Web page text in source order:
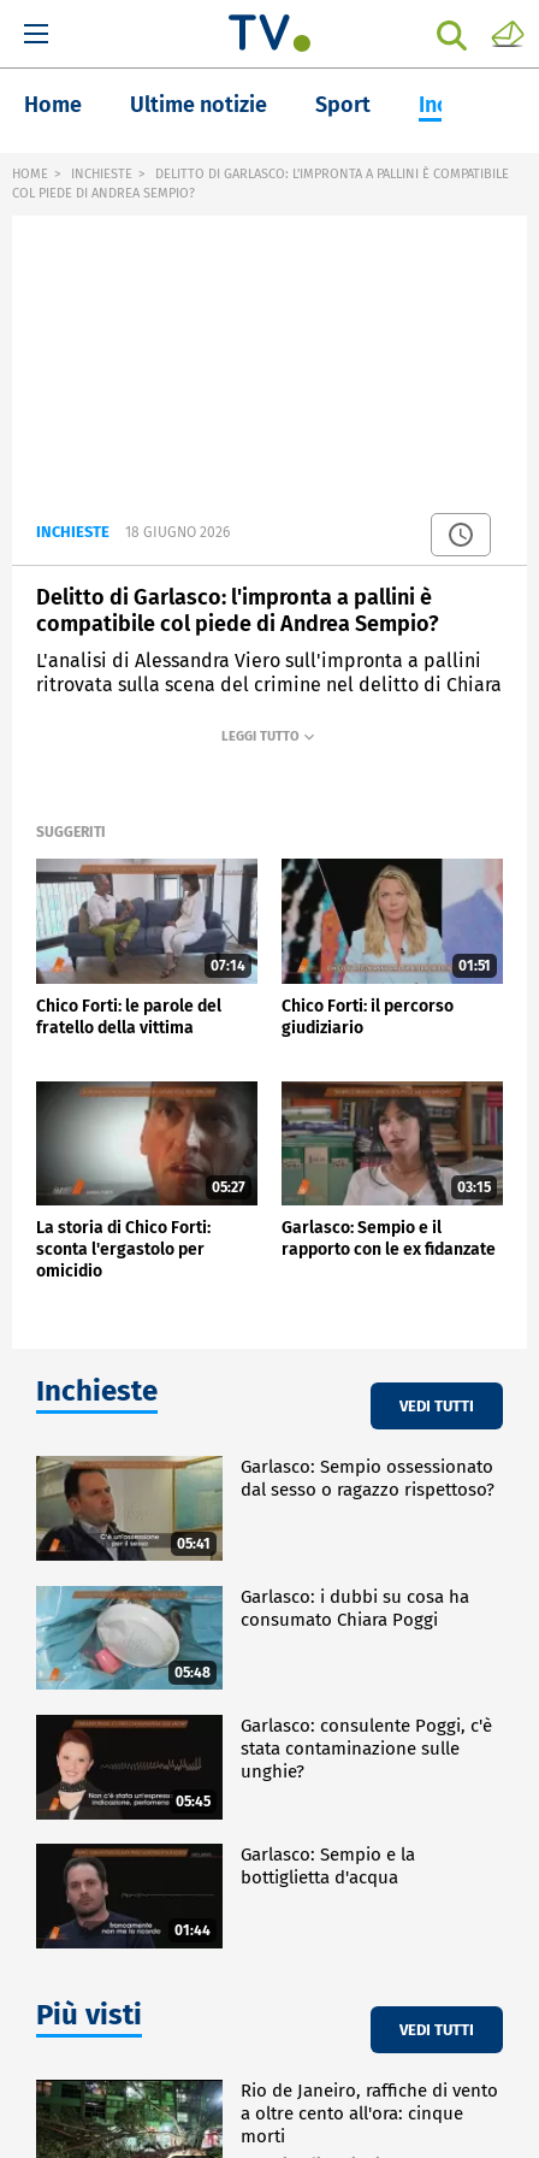
Home Ultime notizie Sport Inchieste
HOME INCHIESTE
DELITTO DI GARLASCO: L'IMPRONTA A PALLINI È COMPATIBILE
COL PIEDE DI ANDREA SEMPIO?
INCHIESTE 18 GIUGNO 2026
Delitto di Garlasco: l'impronta a pallini è
compatibile col piede di Andrea Sempio?
L'analisi di Alessandra Viero sull'impronta a pallini
ritrovata sulla scena del crimine nel delitto di Chiara
SUGGERITI
07:14
Chico Forti: le parole del
fratello della vittima
01:51
Chico Forti: il percorso
giudiziario
05:27
La storia di Chico Forti:
sconta l'ergastolo per
omicidio
03:15
Garlasco: Sempio e il
rapporto con le ex fidanzate
Inchieste VEDI TUTTI
05:41
Garlasco: Sempio ossessionato
dal sesso o ragazzo rispettoso?
05:48
Garlasco: i dubbi su cosa ha
consumato Chiara Poggi
05:45
Garlasco: consulente Poggi, c'è
stata contaminazione sulle
unghie?
01:44
Garlasco: Sempio e la
bottiglietta d'acqua
Più visti VEDI TUTTI
Rio de Janeiro, raffiche di vento
a oltre cento all'ora: cinque
morti